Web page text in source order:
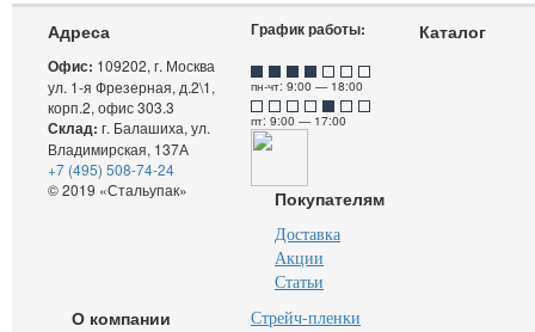
Адреса
Офис: 109202, г. Москва
ул. 1-я Фрезерная, д.2\1,
корп.2, офис 303.3
Склад: г. Балашиха, ул.
Владимирская, 137А
+7 (495) 508-74-24
© 2019 «Стальупак»
График работы:
пн-чт: 9:00 — 18:00
пт: 9:00 — 17:00
Покупателям
Доставка
Акции
Статьи
О компании
Каталог
Стрейч-пленки